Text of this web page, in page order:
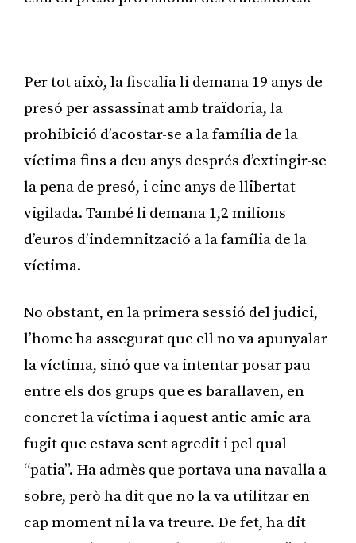
Per tot això, la fiscalia li demana 19 anys de
presó per assassinat amb traïdoria, la
prohibició d’acostar-se a la família de la
víctima fins a deu anys després d’extingir-se
la pena de presó, i cinc anys de llibertat
vigilada. També li demana 1,2 milions
d’euros d’indemnització a la família de la
víctima.
No obstant, en la primera sessió del judici,
l’home ha assegurat que ell no va apunyalar
la víctima, sinó que va intentar posar pau
entre els dos grups que es barallaven, en
concret la víctima i aquest antic amic ara
fugit que estava sent agredit i pel qual
“patia”. Ha admès que portava una navalla a
sobre, però ha dit que no la va utilitzar en
cap moment ni la va treure. De fet, ha dit